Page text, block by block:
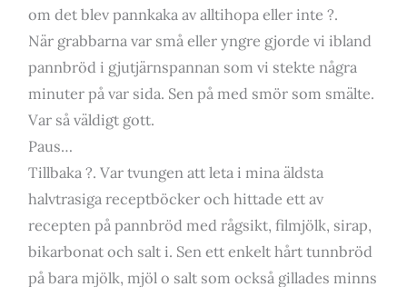
om det blev pannkaka av alltihopa eller inte ?.
När grabbarna var små eller yngre gjorde vi ibland
pannbröd i gjutjärnspannan som vi stekte några
minuter på var sida. Sen på med smör som smälte.
Var så väldigt gott.
Paus…
Tillbaka ?. Var tvungen att leta i mina äldsta
halvtrasiga receptböcker och hittade ett av
recepten på pannbröd med rågsikt, filmjölk, sirap,
bikarbonat och salt i. Sen ett enkelt hårt tunnbröd
på bara mjölk, mjöl o salt som också gillades minns